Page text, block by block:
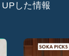
した情報